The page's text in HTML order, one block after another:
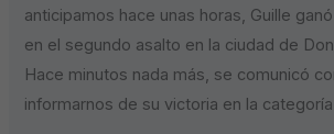
anticipamos hace unas horas, Guille
en el segundo asalto en la ciudad de
Hace minutos nada más, se comunicó
informarnos de su victoria en la